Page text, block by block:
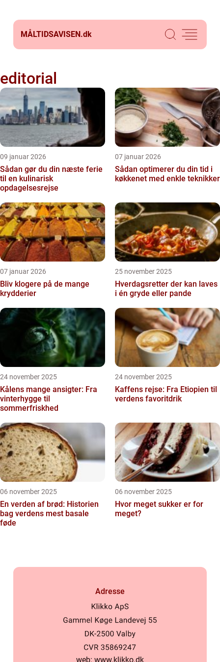
MÅLTIDSAVISEN.dk
editorial
09 januar 2026
Sådan gør du din næste ferie
til en kulinarisk
opdagelsesrejse
07 januar 2026
Sådan optimerer du din tid i
køkkenet med enkle teknikker
07 januar 2026
Bliv klogere på de mange
krydderier
25 november 2025
Hverdagsretter der kan laves
i én gryde eller pande
24 november 2025
Kålens mange ansigter: Fra
vinterhygge til
sommerfriskhed
24 november 2025
Kaffens rejse: Fra Etiopien til
verdens favoritdrik
06 november 2025
En verden af brød: Historien
bag verdens mest basale
føde
06 november 2025
Hvor meget sukker er for
meget?
Adresse
web: www.klikko.dk